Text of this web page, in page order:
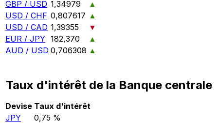
GBP / USD 1,34979
▲
USD / CHF 0,807617 ▲
USD / CAD 1,39355
▼
EUR / JPY 182,370
▲
AUD / USD 0,706308 ▲
Taux d'intérêt de la Banque centrale
Devise Taux d'intérêt
JPY
0,75 %